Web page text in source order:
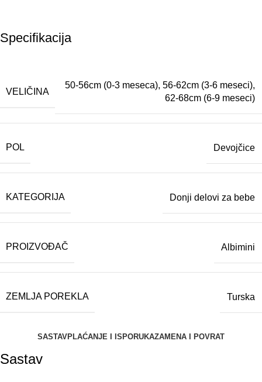
Specifikacija
VELIČINA
50-56cm (0-3 meseca), 56-62cm (3-6 meseci),
62-68cm (6-9 meseci)
POL Devojčice
KATEGORIJA Donji delovi za bebe
PROIZVOĐAČ Albimini
ZEMLJA POREKLA Turska
SASTAVPLAĆANJE I ISPORUKAZAMENA I POVRAT
Sastav